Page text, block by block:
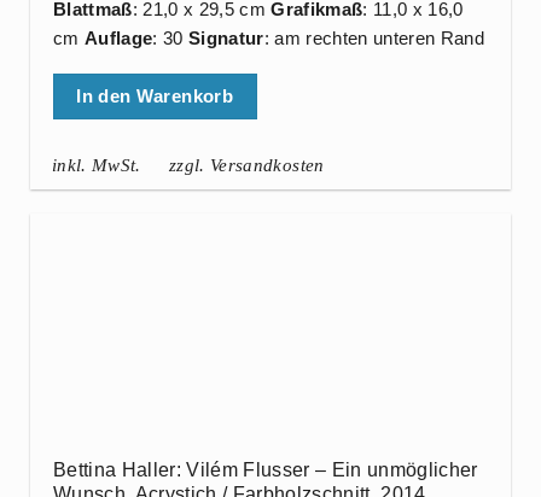
Blattmaß: 21,0 x 29,5 cmGrafikmaß: 11,0 x 16,0
cm Auflage: 30 Signatur: am rechten unteren Rand
In den Warenkorb
inkl. MwSt. zzgl. Versandkosten
Bettina Haller: Vilém Flusser – Ein unmöglicher